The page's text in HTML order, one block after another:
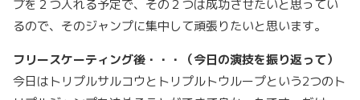
プを２つ入れる予定で、その２つは成功させたいと思ってい
るので、そのジャンプに集中して頑張りたいと思います。
フリースケーティング後・・・
（今日の演技を振り返って）
今日はトリプルサルコウとトリプルトウループという2つのト